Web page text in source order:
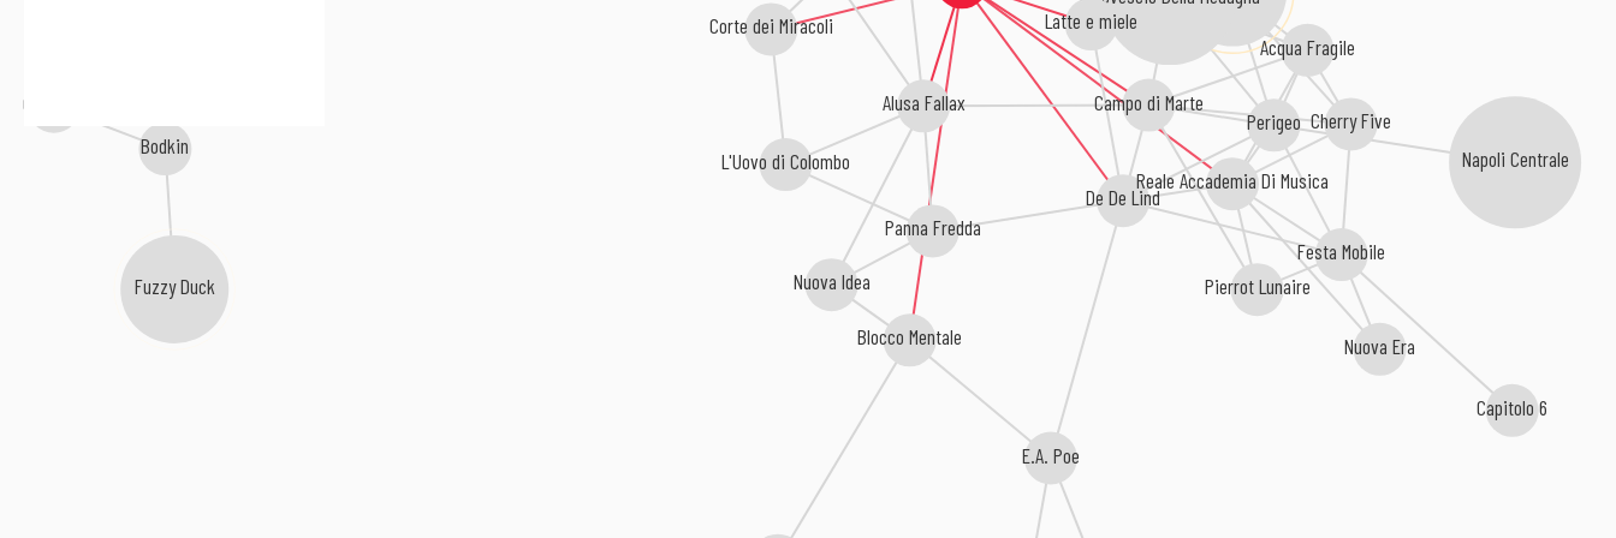
Alusa Fallax
Latte e miele
Campo di Marte
Blocco Mentale
De De Lind
Corte dei Miracoli
Festa Mobile
Reale Accademia Di Musica
Panna Fredda
Acqua Fragile
Capitolo 6
E.A. Poe
Catapilla
Nuova Idea
L'Uovo di Colombo
Perigeo Cherry Five
Nuova Era
Pierrot Lunaire
Bodkin
Napoli Centrale
Fuzzy Duck